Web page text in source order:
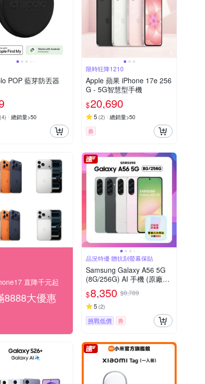
POP 藍芽防丟器
(4) 總銷量>50
限時狂降1210
Apple 蘋果 iPhone 17e 256
G - 5G智慧型手機
$20,690
5 (2) 總銷量>50
券
直降千元起
8888大優惠
品況特優 贈抗刮螢幕保貼
Samsung Galaxy A56 5G
(8G/256G) AI 手機 (原廠保
S+福利品)+螢幕保貼
$8,350 $8,789
5 (2)
挑戰低價 券